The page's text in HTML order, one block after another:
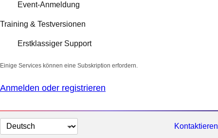
Event-Anmeldung
Training & Testversionen
Erstklassiger Support
Einige Services können eine Subskription erfordern.
Anmelden oder registrieren
Sprache
Kontaktieren